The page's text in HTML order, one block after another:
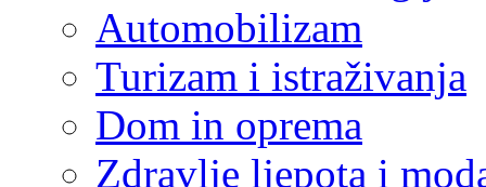
Automobilizam
Turizam i istraživanja
Dom in oprema
Zdravlje ljepota i